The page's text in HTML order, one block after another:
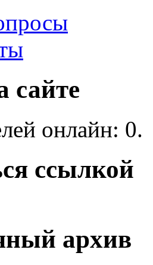
сайте
онлайн: 0.
ссылкой
архив